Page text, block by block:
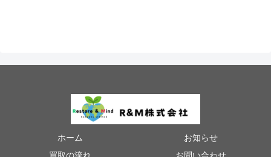
ホーム
お知らせ